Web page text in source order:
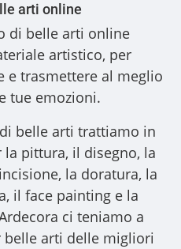
arti online
di belle arti online
artistico, per
e trasmettere al meglio
tue emozioni.
belle arti trattiamo in
pittura, il disegno, la
la doratura, la
il face painting e la
ci teniamo a
arti delle migliori